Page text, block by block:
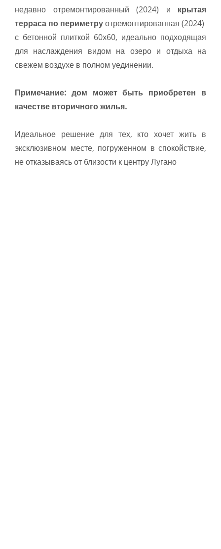
недавно отремонтированный (2024) и крытая
терраса по периметруотремонтированная (2024)
с бетонной плиткой 60x60, идеально подходящая
для наслаждения видом на озеро и отдыха на
свежем воздухе в полном уединении.
Примечание: дом может быть приобретен в
качестве вторичного жилья.
Идеальное решение для тех, кто хочет жить в
эксклюзивном месте, погруженном в спокойствие,
не отказываясь от близости к центру Лугано